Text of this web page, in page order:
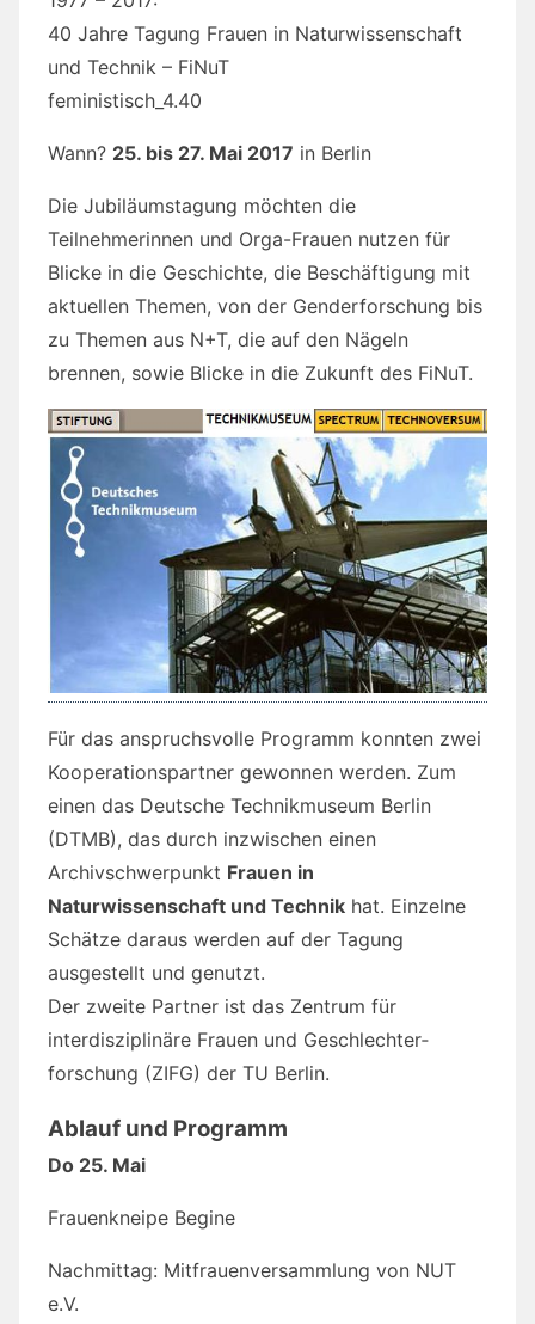
40 Jahre Tagung Frauen in Naturwissenschaft
und Technik – FiNuT
feministisch_4.40
Wann? 25. bis 27. Mai 2017 in Berlin
Die Jubiläumstagung möchten die
Teilnehmerinnen und Orga-Frauen nutzen für
Blicke in die Geschichte, die Beschäftigung mit
aktuellen Themen, von der Genderforschung bis
zu Themen aus N+T, die auf den Nägeln
brennen, sowie Blicke in die Zukunft des FiNuT.
Für das anspruchsvolle Programm konnten zwei
Kooperationspartner gewonnen werden. Zum
einen das Deutsche Technikmuseum Berlin
(DTMB), das durch inzwischen einen
Archivschwerpunkt Frauen in
Naturwissenschaft und Technik hat. Einzelne
Schätze daraus werden auf der Tagung
ausgestellt und genutzt.
Der zweite Partner ist das Zentrum für
interdisziplinäre Frauen und Geschlechter­
forschung (ZIFG) der TU Berlin.
Ablauf und Programm
Do 25. Mai
Frauenkneipe Begine
Nachmittag: Mitfrauenversammlung von NUT
e.V.